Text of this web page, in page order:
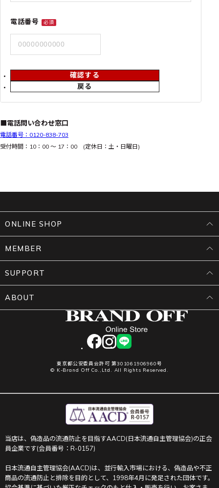
電話番号 必須
戻る
確認する
■電話問い合わせ窓口
電話番号：0120-838-703
受付時間：10：00 ～ 17：00 (定休日：土・日曜日)
facebookinstagram
LINE
東京都公安委員会許可 第301061906960号
© K-Brand Off Co.,Ltd. All Rights Reserved.
ONLINE SHOP
MEMBER
SUPPORT
ABOUT
当店は、偽造品の流通防止を目指すAACD(日本流通自主管理協会)の正会
員企業です(会員番号：R-0157)
日本流通自主管理協会(AACD)は、並行輸入市場における、偽造品や不正
商品の流通防止と排除を目的として、1998年4月に発足された団体です。